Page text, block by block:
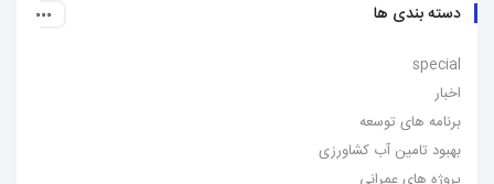
دسته بندی ها
special
اخبار
برنامه های توسعه
بهبود تامین آب کشاورزی